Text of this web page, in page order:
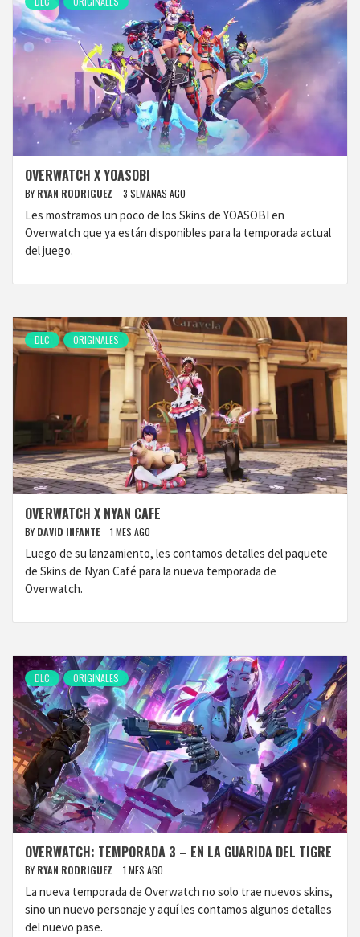
OVERWATCH X YOASOBI
BY RYAN RODRIGUEZ 3 SEMANAS AGO
Les mostramos un poco de los Skins de YOASOBI en
Overwatch que ya están disponibles para la temporada actual
del juego.
DLC ORIGINALES
OVERWATCH X NYAN CAFE
BY DAVID INFANTE 1 MES AGO
Luego de su lanzamiento, les contamos detalles del paquete
de Skins de Nyan Café para la nueva temporada de
Overwatch.
DLC ORIGINALES
OVERWATCH: TEMPORADA 3 – EN LA GUARIDA DEL TIGRE
BY RYAN RODRIGUEZ 1 MES AGO
La nueva temporada de Overwatch no solo trae nuevos skins,
sino un nuevo personaje y aquí les contamos algunos detalles
del nuevo pase.